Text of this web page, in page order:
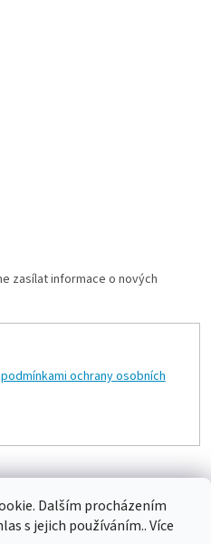
Dalším procházením
s jejich používáním.. Více
zasílat informace o nových
podmínkami ochrany osobních